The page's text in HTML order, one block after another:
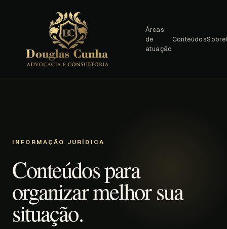
Áreas
de
atuação
ConteúdosSobre
INFORMAÇÃO JURÍDICA
Conteúdos para
organizar melhor sua
situação.